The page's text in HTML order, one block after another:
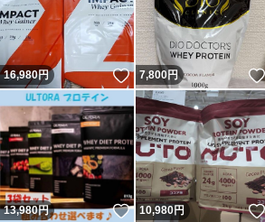
16,980円 いいね！
7,800円
13,980円 いいね！
10,980円